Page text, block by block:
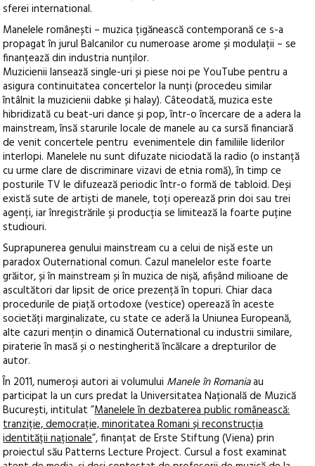
sferei international.
Manelele românești – muzica țigănească contemporană ce s-a
propagat în jurul Balcanilor cu numeroase arome și modulații – se
finanțează din industria nunților.
Muzicienii lansează single-uri și piese noi pe YouTube pentru a
asigura continuitatea concertelor la nunți (procedeu similar
întâlnit la muzicienii dabke și halay). Câteodată, muzica este
hibridizată cu beat-uri dance și pop, într-o încercare de a adera la
mainstream, însă starurile locale de manele au ca sursă financiară
de venit concertele pentru evenimentele din familiile liderilor
interlopi. Manelele nu sunt difuzate niciodată la radio (o instanță
cu urme clare de discriminare vizavi de etnia romă), în timp ce
posturile TV le difuzează periodic într-o formă de tabloid. Deși
există sute de artiști de manele, toți operează prin doi sau trei
agenți, iar înregistrările și producția se limitează la foarte puține
studiouri.
Suprapunerea genului mainstream cu a celui de nișă este un
paradox Outernational comun. Cazul manelelor este foarte
grăitor, și în mainstream și în muzica de nișă, afișând milioane de
ascultători dar lipsit de orice prezență în topuri. Chiar daca
procedurile de piață ortodoxe (vestice) operează în aceste
societăți marginalizate, cu state ce aderă la Uniunea Europeană,
alte cazuri mențin o dinamică Outernational cu industrii similare,
piraterie în masă și o nestingherită încălcare a drepturilor de
autor.
În 2011, numeroși autori ai volumului Manele în Romaniaau
participat la un curs predat la Universitatea Națională de Muzică
București, intitulat ”Manelele în dezbaterea public românească:
tranziție, democrație, minoritatea Romani și reconstrucția
identității naționale”, finanțat de Erste Stiftung (Viena) prin
proiectul său Patterns Lecture Project. Cursul a fost examinat